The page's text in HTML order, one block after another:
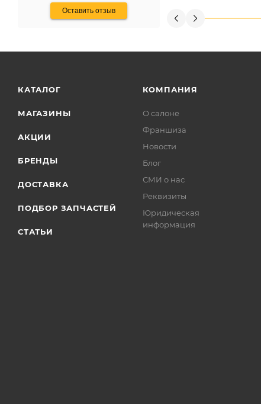
Оставить отзыв
КАТАЛОГ
МАГАЗИНЫ
АКЦИИ
БРЕНДЫ
ДОСТАВКА
ПОДБОР ЗАПЧАСТЕЙ
СТАТЬИ
КОМПАНИЯ
О салоне
Франшиза
Новости
Блог
СМИ о нас
Реквизиты
Юридическая
информация